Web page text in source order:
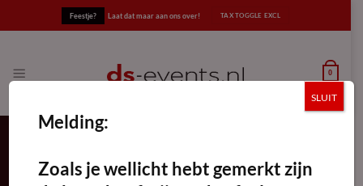
Feestje? Laat dat maar aan ons over!
0
propaangas wok
Melding:
Zoals je wellicht hebt gemerkt zijn
SLUIT